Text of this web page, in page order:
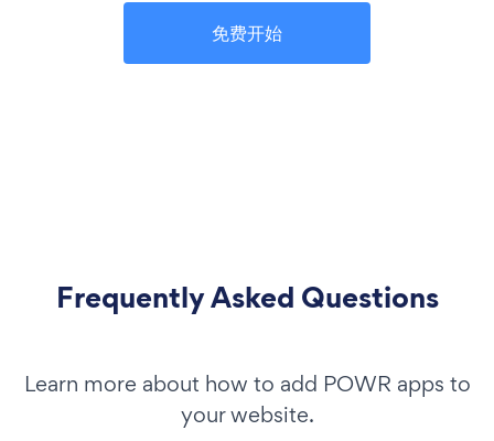
免费开始
Frequently Asked Questions
Learn more about how to add POWR apps to
your website.